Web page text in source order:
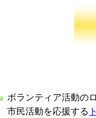
ボランティア活動の
市民活動を応援する